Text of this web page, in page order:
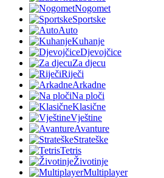
Nogomet
Sportske
Auto
Kuhanje
Djevojčice
Za djecu
Riječi
Arkadne
Na ploči
Klasične
Vještine
Avanture
Strateške
Tetris
Životinje
Multiplayer